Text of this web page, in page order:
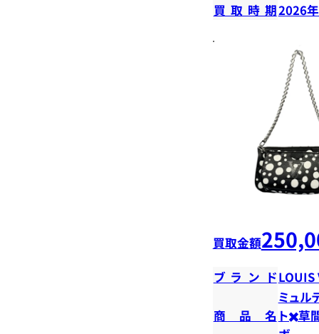
買取時期2026
買取金額
ブランドLOUIS
商品名
ミュル
ト✖️草